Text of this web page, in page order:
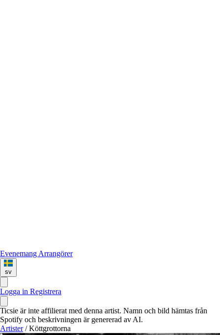
Evenemang Arrangörer
sv
Logga in Registrera
Ticsie är inte affilierat med denna artist. Namn och bild hämtas från
Spotify och beskrivningen är genererad av AI.
Artister / Köttgrottorna